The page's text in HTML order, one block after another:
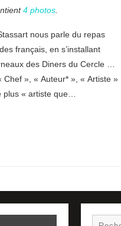
4 photos
nous parle du repas
français, en s’installant
des Diners du Cercle …
Chef », « Auteur* », « Artiste »
plus « artiste que…